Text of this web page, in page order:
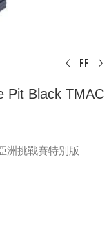
Pit Black TMAC
洲挑戰賽特別版